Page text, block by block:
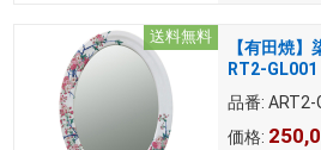
送料無料
【有田焼
RT2-GL001
品番: ART2-
価格: